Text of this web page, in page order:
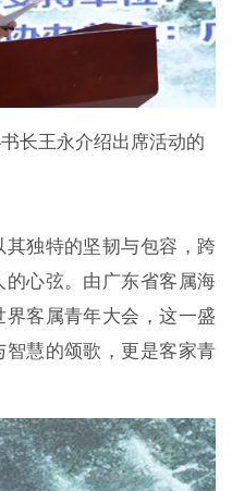
长王永介绍出席活动的
独特的坚韧与包容，跨
心弦。由广东省客属海
客属青年大会，这一盛
慧的颂歌，更是客家青